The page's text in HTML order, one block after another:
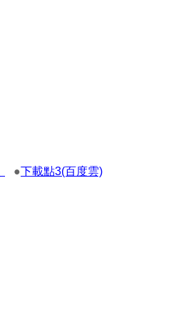
●下載點3(百度雲)